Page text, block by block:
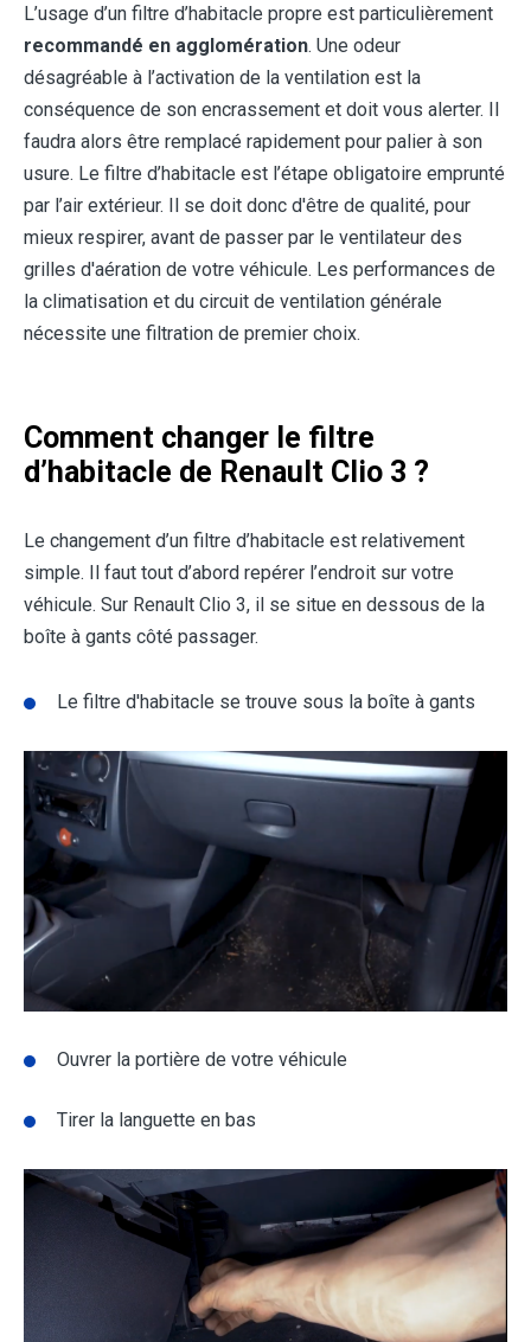
L’usage d’un filtre d’habitacle propre est particulièrement
recommandé en agglomération. Une odeur
désagréable à l’activation de la ventilation est la
conséquence de son encrassement et doit vous alerter. Il
faudra alors être remplacé rapidement pour palier à son
usure. Le filtre d’habitacle est l’étape obligatoire emprunté
par l’air extérieur. Il se doit donc d'être de qualité, pour
mieux respirer, avant de passer par le ventilateur des
grilles d'aération de votre véhicule. Les performances de
la climatisation et du circuit de ventilation générale
nécessite une filtration de premier choix.
Comment changer le filtre
d’habitacle de Renault Clio 3 ?
Le changement d’un filtre d’habitacle est relativement
simple. Il faut tout d’abord repérer l’endroit sur votre
véhicule. Sur Renault Clio 3, il se situe en dessous de la
boîte à gants côté passager.
Le filtre d'habitacle se trouve sous la boîte à gants
Ouvrer la portière de votre véhicule
Tirer la languette en bas